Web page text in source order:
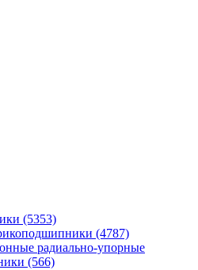
(5353)
(4787)
радиально-упорные
(566)